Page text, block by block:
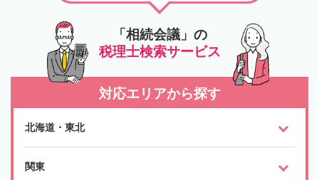
「相続会議」の
税理士検索サービス
対応エリアから探す
北海道・東北
関東